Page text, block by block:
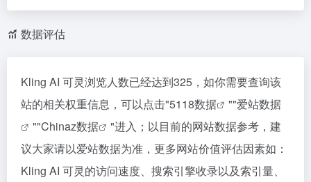
数据评估
Kling AI 可灵浏览人数已经达到325，如你需要查询该
站的相关权重信息，可以点击"5118数据 ""爱站数据
""Chinaz数据
"进入；以目前的网站数据参考，建
议大家请以爱站数据为准，更多网站价值评估因素如：
Kling AI 可灵的访问速度、搜索引擎收录以及索引量、